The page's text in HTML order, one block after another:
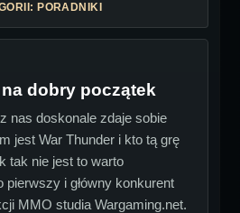
PORADNIKI
dobry początek
nas doskonale zdaje sobie
jest War Thunder i kto tą grę
tak nie jest to warto
pierwszy i główny konkurent
MMO studia Wargaming.net.